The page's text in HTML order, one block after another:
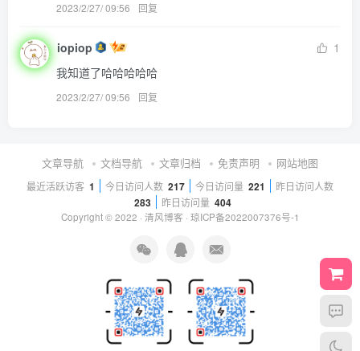
2023/2/27/ 09:56 回复
iopiop
1
我知道了哈哈哈哈哈
2023/2/27/ 09:56 回复
文章导航 文档导航 文章归档 免责声明 网站地图
最近活跃访客 1 今日访问人数 217 今日访问量 221 昨日访问人数
283 昨日访问量 404
Copyright © 2022 · 清风博客 · 琼ICP备2022007376号-1